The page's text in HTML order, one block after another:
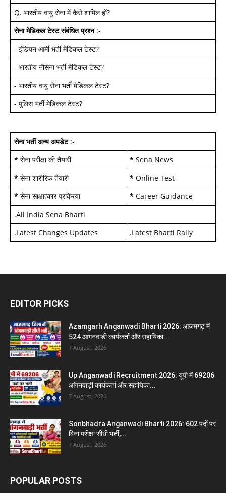
Q. भारतीय वायु सेना में कैसे शामिल हों?
सेना मेडिकल टेस्ट संबंधित प्रश्न:-
- इंडियन आर्मी भर्ती मेडिकल टेस्ट?
- भारतीय नौसेना भर्ती मेडिकल टेस्ट?
- भारतीय वायु सेना भर्ती मेडिकल टेस्ट?
- पुलिस भर्ती मेडिकल टेस्ट?
सेना भर्ती अन्य अपडेट:-
* सेना परीक्षा की तैयारी * Sena News
* सेना शारीरिक तैयारी * Online Test
* सेना साक्षात्कार प्रक्रिया * Career Guidance
.All India Sena Bharti
.Latest Changes Updates .Latest Bharti Rally
EDITOR PICKS
Azamgarh Anganwadi Bharti 2026: आजमगढ़ में
524 आंगनवाड़ी कार्यकर्ता और सहायिका...
7 August, 2026
Up Anganwadi Recruitment 2026: यूपी में 69206
आंगनवाड़ी कार्यकर्ता और सहायिका...
7 August, 2026
Sonbhadra Anganwadi Bharti 2026: 602 पदों पर
बिना परीक्षा सीधी भर्ती,...
7 August, 2026
POPULAR POSTS